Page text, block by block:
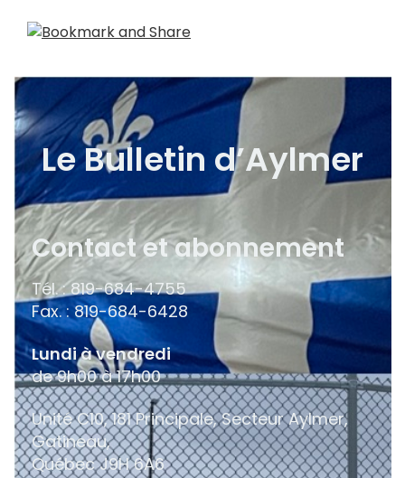
Le Bulletin d’Aylmer
Contact et abonnement
Tél. : 819-684-4755
Fax. : 819-684-6428
Lundi à vendredi
de 9h00 à 17h00
Unité C10, 181 Principale, Secteur Aylmer,
Gatineau,
QuébecJ9H 6A6